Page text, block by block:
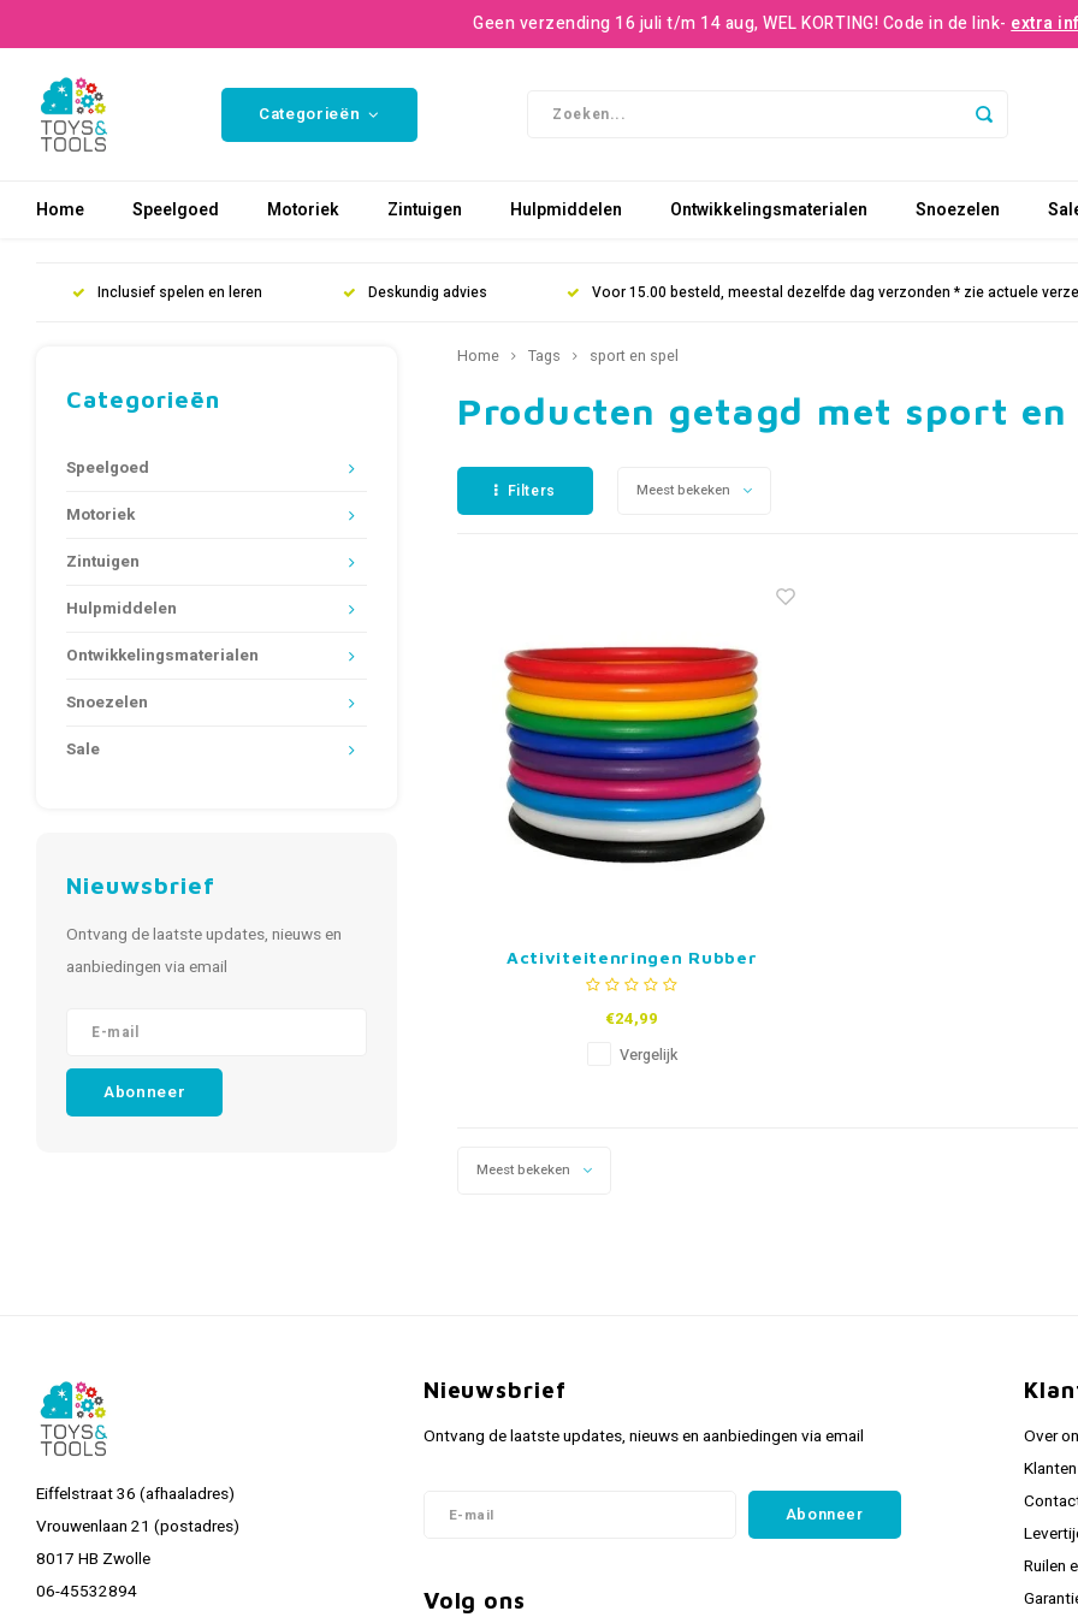
Geen verzending 16 juli t/m 14 aug, WEL KORTING! Code in de link- extra
Categorieën
Home Speelgoed Motoriek Zintuigen Hulpmiddelen Ontwikkelingsmaterialen Snoezelen
Inclusief spelen en leren Deskundig advies Voor 15.00 besteld, meestal dezelfde dag verzonden * zie actuele
Categorieën
Speelgoed
Motoriek
Zintuigen
Hulpmiddelen
Ontwikkelingsmaterialen
Snoezelen
Sale
Nieuwsbrief
Ontvang de laatste updates, nieuws en
aanbiedingen via email
Abonneer
Home Tags sport en spel
Producten getagd met sport en
Filters Meest bekeken
Activiteitenringen Rubber
€24,99
Vergelijk
Meest bekeken
Eiffelstraat 36 (afhaaladres)
Vrouwenlaan 21 (postadres)
8017 HB Zwolle
06-45532894
Nieuwsbrief
Ontvang de laatste updates, nieuws en aanbiedingen via email
Abonneer
Volg ons
Over
Ruilen